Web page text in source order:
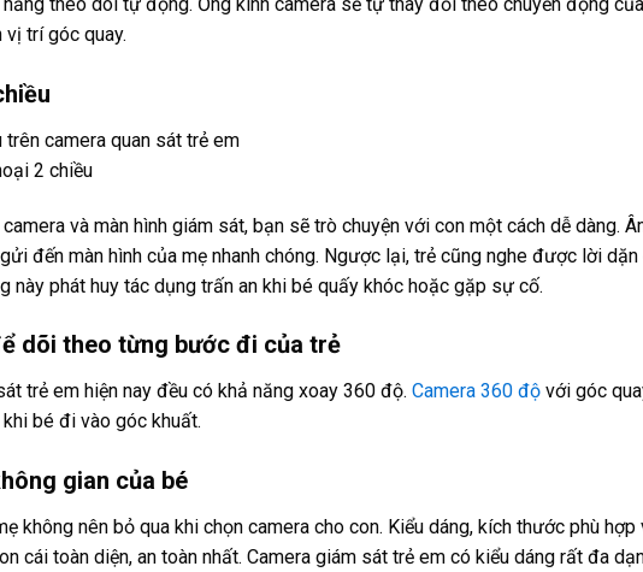
vị trí góc quay.
2 chiều
và màn hình giám sát, bạn sẽ trò chuyện với con một cách dễ dàng.
đến màn hình của mẹ nhanh chóng. Ngược lại, trẻ cũng nghe được lời dặn
này phát huy tác dụng trấn an khi bé quấy khóc hoặc gặp sự cố.
dõi theo từng bước đi của trẻ
trẻ em hiện nay đều có khả năng xoay 360 độ. Camera 360 độ với góc
bé đi vào góc khuất.
gian của bé
không nên bỏ qua khi chọn camera cho con. Kiểu dáng, kích thước phù hợp
cái toàn diện, an toàn nhất. Camera giám sát trẻ em có kiểu dáng rất đa